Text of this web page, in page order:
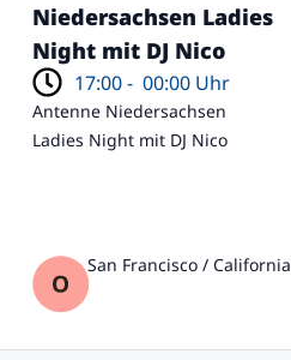
Niedersachsen Ladies
Night mit DJ Nico
17:00 - 00:00 Uhr
Antenne Niedersachsen
Ladies Night mit DJ Nico
San Francisco / California